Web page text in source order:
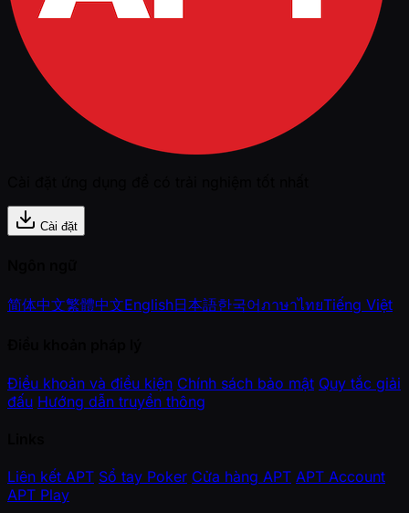
Cài đặt
简体中文繁體中文English日本語한국어ภาษาไทยTiếng Việt
Điều khoản và điều kiện Chính sách bảo mật Quy tắc giải
đấu Hướng dẫn truyền thông
Liên kết APT Sổ tay Poker Cửa hàng APT APT Account
APT Play